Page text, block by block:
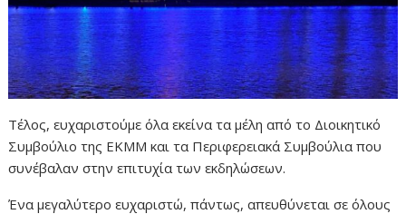
Τέλος, ευχαριστούμε όλα εκείνα τα μέλη από το Διοικητικό
Συμβούλιο της ΕΚΜΜ και τα Περιφερειακά Συμβούλια που
συνέβαλαν στην επιτυχία των εκδηλώσεων.
Ένα μεγαλύτερο ευχαριστώ, πάντως, απευθύνεται σε όλους